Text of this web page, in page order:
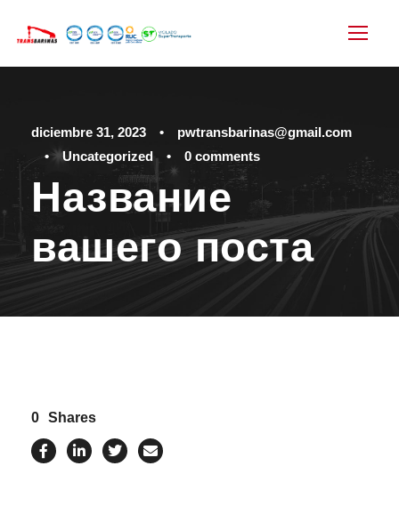
diciembre 31, 2023 •
pwtransbarinas@gmail.com
•
Uncategorized • 0 comments
Название
вашего поста
0 Shares